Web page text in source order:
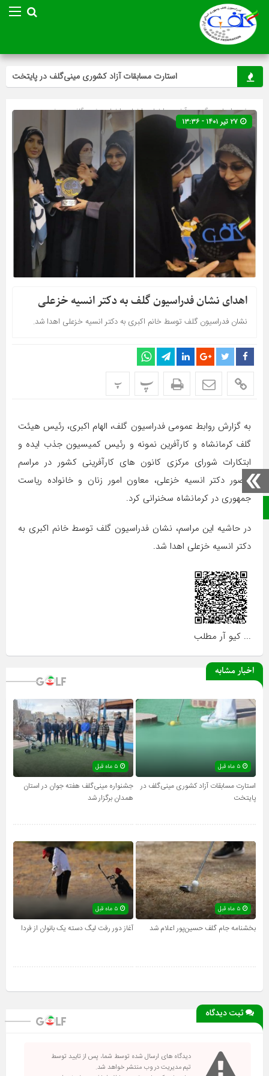
صفحه نخست
استارت مسابقات آزاد کشوری مینی‌گلف در پایتخت
صفحه اصلی» گروه »آخرین اخبار»اخبار»اخبار ویژه»گلف»ویژه
اهدای نشان فدراسیون گلف به دکتر انسیه خزعلی
نشان فدراسیون گلف توسط خانم اکبری به دکتر انسیه خزعلی اهدا شد.
پ پ
به گزارش روابط عمومی فدراسیون گلف، الهام اکبری، رئیس هیئت
گلف کرمانشاه و کارآفرین نمونه و رئیس کمیسیون جذب ایده و
ابتکارات شورای مرکزی کانون های کارآفرینی کشور در مراسم
حضور دکتر انسیه خزعلی، معاون امور زنان و خانواده ریاست
جمهوری در کرمانشاه سخنرانی کرد.
در حاشیه این مراسم، نشان فدراسیون گلف توسط خانم اکبری به
دکتر انسیه خزعلی اهدا شد.
... کیو آر مطلب
اخبار مشابه
استارت مسابقات آزاد کشوری مینی‌گلف در
پایتخت
جشنواره مینی‌گلف هفته جوان در استان
همدان برگزار شد
بخشنامه جام گلف حسین‌پور اعلام شد آغاز دور رفت لیگ دسته یک بانوان از فردا
ثبت دیدگاه
دیدگاه های ارسال شده توسط شما، پس از تایید توسط
تیم مدیریت در وب منتشر خواهد شد.